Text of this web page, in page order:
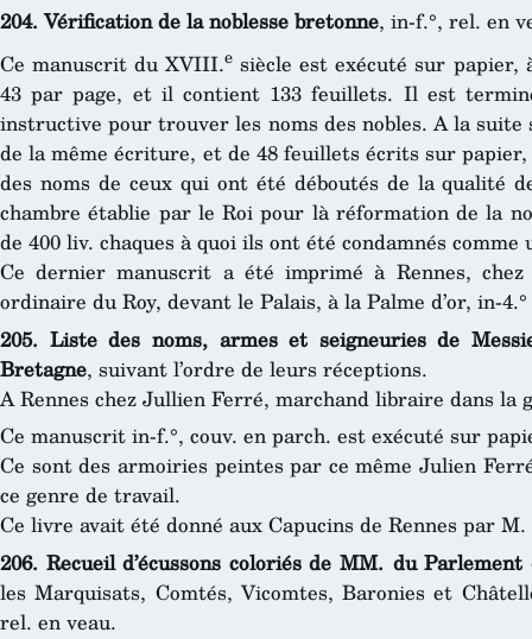
204. Vérification de la noblesse bretonne, in-f.°, rel. en
Ce manuscrit du XVIII.e siècle est exécuté sur papier,
43 par page, et il contient 133 feuillets. Il est
instructive pour trouver les noms des nobles. A la
de la même écriture, et de 48 feuillets écrits sur
des noms de ceux qui ont été déboutés de la qualité
chambre établie par le Roi pour là réformation de la
de 400 liv. chaques à quoi ils ont été condamnés
Ce dernier manuscrit a été imprimé à Rennes,
ordinaire du Roy, devant le Palais, à la Palme d’or, in-4.°
205. Liste des noms, armes et seigneuries de
Bretagne, suivant l’ordre de leurs réceptions.
A Rennes chez Jullien Ferré, marchand libraire dans la
Ce manuscrit in-f.°, couv. en parch. est exécuté sur
Ce sont des armoiries peintes par ce même Julien
ce genre de travail.
Ce livre avait été donné aux Capucins de Rennes par M.
206. Recueil d’écussons coloriés de MM. du
les Marquisats, Comtés, Vicomtes, Baronies et
rel. en veau.